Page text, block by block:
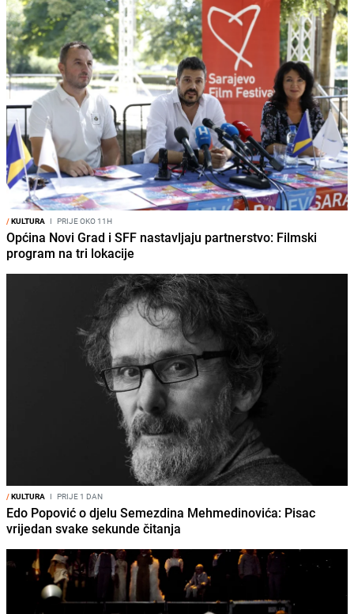
/KULTURA I PRIJE OKO 11H
Općina Novi Grad i SFF nastavljaju partnerstvo: Filmski
program na tri lokacije
/KULTURA I PRIJE 1 DAN
Edo Popović o djelu Semezdina Mehmedinovića: Pisac
vrijedan svake sekunde čitanja